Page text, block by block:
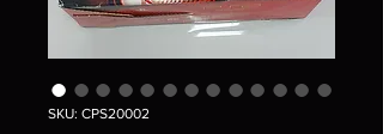
SKU: CPS20002